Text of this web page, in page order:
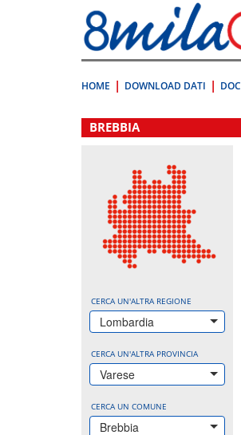
direttamente
a:
Contenuto
HOME DOWNLOAD DATI
.
BREBBIA
CERCA UN'ALTRA REGIONE
Lombardia
CERCA UN'ALTRA PROVINCIA
Varese
CERCA UN COMUNE
Brebbia